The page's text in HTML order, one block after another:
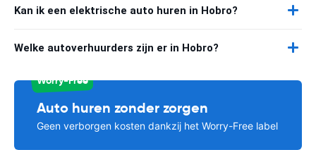
Kan ik een elektrische auto huren in Hobro?
Welke autoverhuurders zijn er in Hobro?
Worry-Free
Auto huren zonder zorgen
Geen verborgen kosten dankzij het Worry-Free label